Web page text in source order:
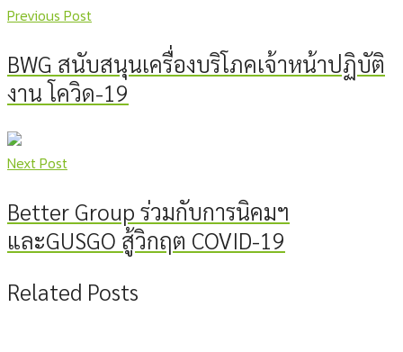
Previous Post
BWG สนับสนุนเครื่องบริโภคเจ้าหน้าปฏิบัติ
งาน โควิด-19
Next Post
Better Group ร่วมกับการนิคมฯ
และGUSGO สู้วิกฤต COVID-19
Related Posts